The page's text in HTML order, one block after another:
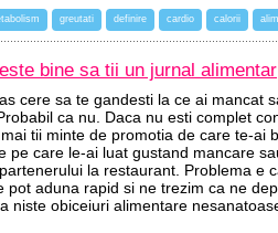
greutati definire cardio calorii
bine sa tii un jurnal alimentar
cere sa te gandesti la ce ai mancat
ca nu. Daca nu esti complet
tii minte de promotia de care te-ai
pe care le-ai luat gustand mancare
la restaurant. Problema e
pot aduna rapid si ne trezim ca ne
niste obiceiuri alimentare